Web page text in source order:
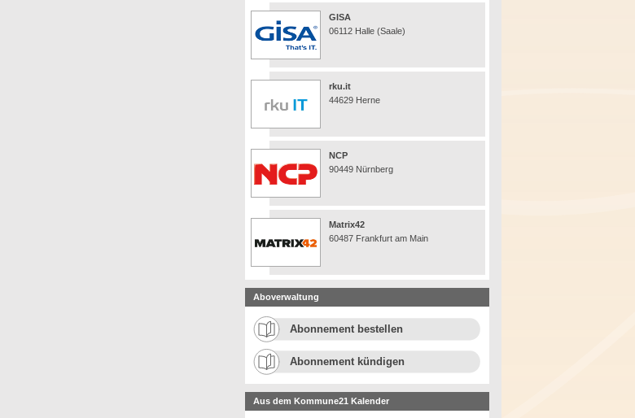
GISA
06112 Halle (Saale)
rku.it
44629 Herne
NCP
90449 Nürnberg
Matrix42
60487 Frankfurt am Main
Aboverwaltung
Abonnement bestellen
Abonnement kündigen
Aus dem Kommune21 Kalender